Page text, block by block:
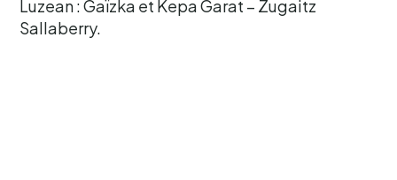
Luzean : Gaïzka et Kepa Garat – Zugaitz
Sallaberry.